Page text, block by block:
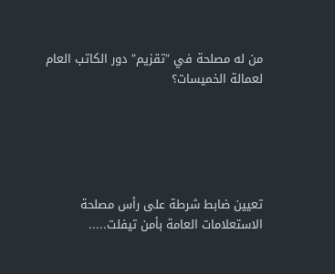
من له مصلحة في “تقزيم” دور الكاتب العام
لعمالة الخميسات؟
تعيين ضابط شرطة على رأس مصلحة
الاستعلامات العامة بأمن تيفلت.....